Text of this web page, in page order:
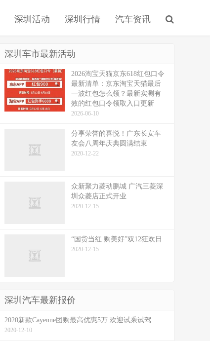
深圳活动 深圳行情 汽车资讯
深圳车市最新活动
2026淘宝天猫京东618红包口令
最新清单：京东淘宝天猫最后
一波红包怎么领？最新实测有
效的红包口令领取入口更新
2026-06-10
分享荣誉的喜悦！广东长安车
友会八周年庆典圆满结束
2020-12-22
众新聚力菱动鹏城 广汽三菱深
圳众菱店正式开业
2020-12-15
“国货当红 购美好”双12狂欢日
2020-12-15
深圳汽车最新报价
2020新款Cayenne团购最高优惠5万 欢迎试乘试驾
2020-12-10